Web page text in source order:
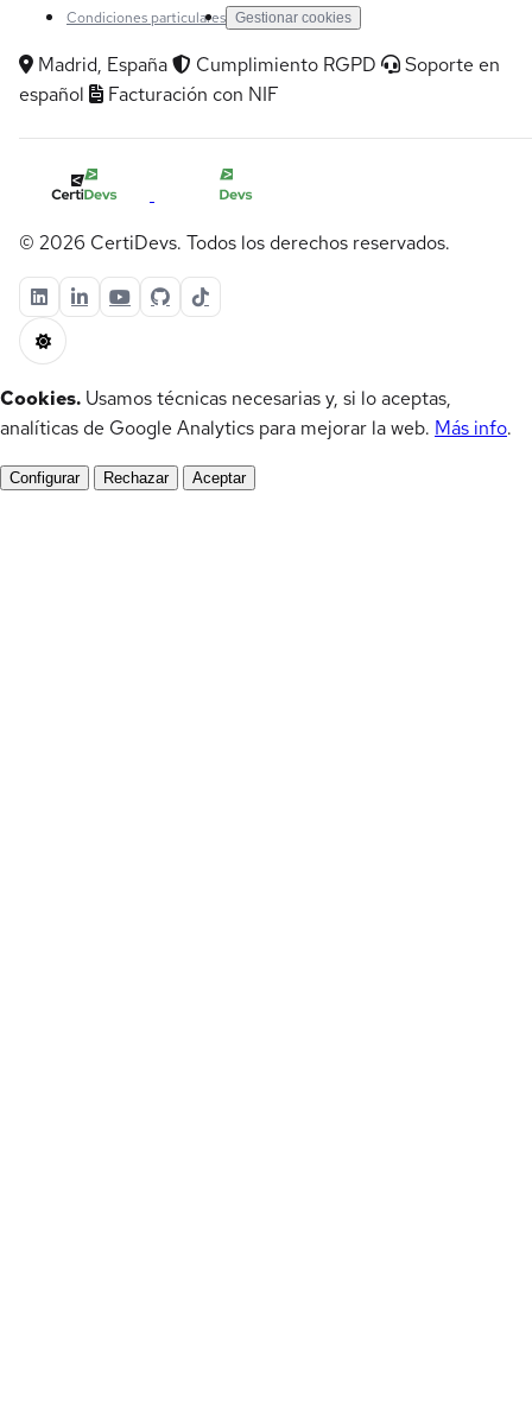
Condiciones particulares Gestionar cookies
Madrid, España Cumplimiento RGPD
Soporte en
español
Facturación con NIF
© 2026 CertiDevs. Todos los derechos reservados.
Cookies. Usamos técnicas necesarias y, si lo aceptas,
analíticas de Google Analytics para mejorar la web. Más info.
Configurar Rechazar Aceptar